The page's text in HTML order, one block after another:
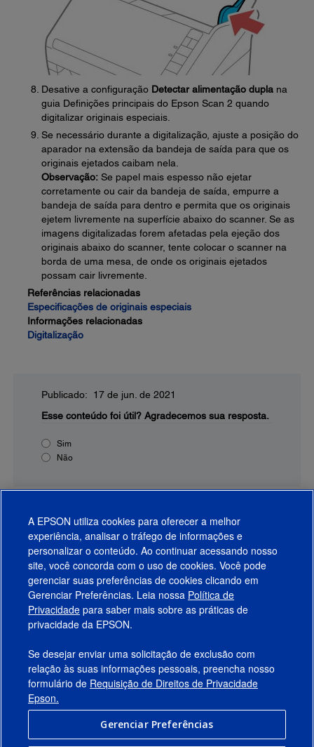
Desative a configuração Detectar alimentação dupla na
guia Definições principais do Epson Scan 2 quando
digitalizar originais especiais.
Se necessário durante a digitalização, ajuste a posição do
aparador na extensão da bandeja de saída para que os
originais ejetados caibam nela.
Observação: Se papel mais espesso não ejetar
corretamente ou cair da bandeja de saída, empurre a
bandeja de saída para dentro e permita que os originais
ejetem livremente na superfície abaixo do scanner. Se as
imagens digitalizadas forem afetadas pela ejeção dos
originais abaixo do scanner, tente colocar o scanner na
borda de uma mesa, de onde os originais ejetados
possam cair livremente.
Referências relacionadas
Especificações de originais especiais
Informações relacionadas
Digitalização
Publicado: 17 de jun. de 2021
Esse conteúdo foi útil? Agradecemos sua resposta.
Sim
Não
Produtos
Suporte
Links Sugeridos
Empresa
Conecte-se com a Epson
A EPSON utiliza cookies para oferecer a melhor
experiência, analisar o tráfego de informações e
personalizar o conteúdo. Ao continuar acessando nosso
site, você concorda com o uso de cookies. Você pode
gerenciar suas preferências de cookies clicando em
Gerenciar Preferências. Leia nossa Política de
Privacidade para saber mais sobre as práticas de
privacidade da EPSON.
Se desejar enviar uma solicitação de exclusão com
relação às suas informações pessoais, preencha nosso
formulário de Requisição de Direitos de Privacidade
Epson.
Gerenciar Preferências